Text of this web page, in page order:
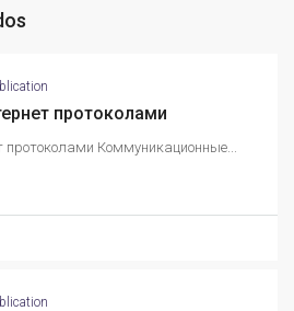
протоколами
протоколами Коммуникационные...